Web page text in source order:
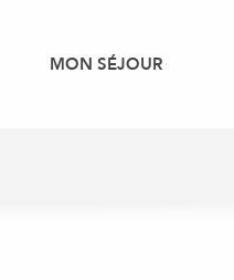
MON SÉJOUR